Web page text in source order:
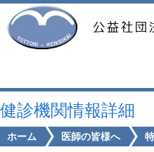
健診機関情報詳細
ホーム 医師の皆様へ